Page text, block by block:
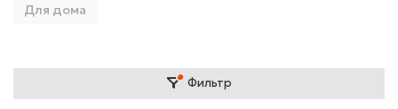
Для дома
Фильтр